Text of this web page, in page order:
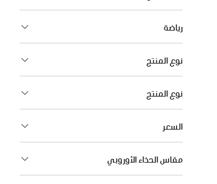
رياضة
نوع المنتج
نوع المنتج
السعر
مقاس الحذاء الأوروبي